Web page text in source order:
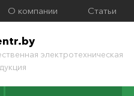
О компании Статьи
электротехническая